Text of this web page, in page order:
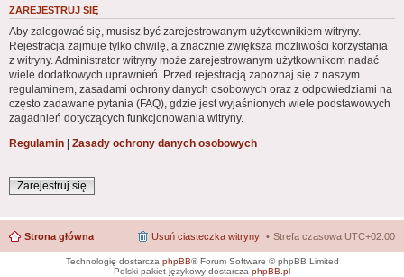
ZAREJESTRUJ SIĘ
Aby zalogować się, musisz być zarejestrowanym użytkownikiem witryny.
Rejestracja zajmuje tylko chwilę, a znacznie zwiększa możliwości korzystania
z witryny. Administrator witryny może zarejestrowanym użytkownikom nadać
wiele dodatkowych uprawnień. Przed rejestracją zapoznaj się z naszym
regulaminem, zasadami ochrony danych osobowych oraz z odpowiedziami na
często zadawane pytania (FAQ), gdzie jest wyjaśnionych wiele podstawowych
zagadnień dotyczących funkcjonowania witryny.
Regulamin | Zasady ochrony danych osobowych
Zarejestruj się
Strona główna Strefa czasowa UTC+02:00
Usuń ciasteczka witryny
Technologię dostarcza phpBB® Forum Software © phpBB Limited
Polski pakiet językowy dostarcza phpBB.pl